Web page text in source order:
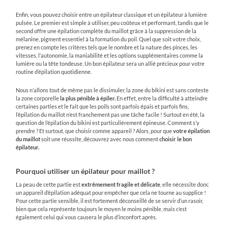
Enfin, vous pouvez choisir entre un épilateur classique et un épilateur à lumière
pulsée. Le premier est simple à utiliser, peu coûteux et performant, tandis que le
second offre une épilation complète du maillot grâce à la suppression de la
mélanine, pigment essentiel à la formation du poil. Quel que soit votre choix,
prenez en compte les critères tels que le nombre et la nature des pinces, les
vitesses, l’autonomie, la maniabilité et les options supplémentaires comme la
lumière ou la tête tondeuse. Un bon épilateur sera un allié précieux pour votre
routine d’épilation quotidienne.
Nous n’allons tout de même pas le dissimuler, la zone du bikini est sans conteste
la zone corporellela plus pénible à épiler. En effet, entre la difficulté à atteindre
certaines parties et le fait que les poils sont parfois épais et parfois fins,
l’épilation du maillot n’est franchement pas une tâche facile ! Surtout en été, la
question de l’épilation du bikini est particulièrement épineuse. Comment s’y
prendre ? Et surtout, que choisir comme appareil ? Alors, pour quevotre épilation
du maillotsoit une réussite, découvrez avec nous commentchoisir le bon
épilateur.
Pourquoi utiliser un épilateur pour maillot ?
La peau de cette partie estextrêmement fragile et délicate , elle nécessite donc
un appareil d’épilation adéquat pour empêcher que cela ne tourne au supplice !
Pour cette partie sensible, il est fortement déconseillé de se servir d’un rasoir,
bien que cela représente toujours le moyen le moins pénible, mais c’est
également celui qui vous causera le plus d’inconfort après.